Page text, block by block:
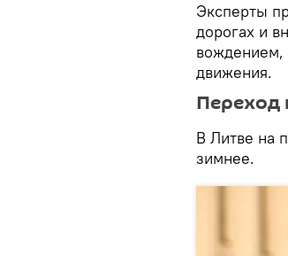
Эксперты
дорогах и
вождением,
движения.
Переход
В Литве на
зимнее.